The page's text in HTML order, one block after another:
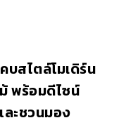
บสไตล์โมเดิร์น
พร้อมดีไซน์
ละชวนมอง